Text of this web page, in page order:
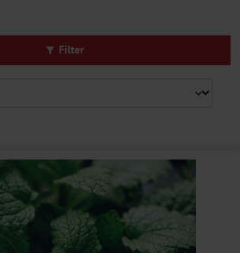
filter_alt Filter